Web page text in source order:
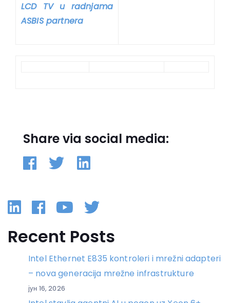
LCD TV u radnjama
ASBIS partnera
Share via social media:
Linkedin
Facebook
YouTube
Twitter
Recent Posts
Intel Ethernet E835 kontroleri i mrežni adapteri
– nova generacija mrežne infrastrukture
јун 16, 2026